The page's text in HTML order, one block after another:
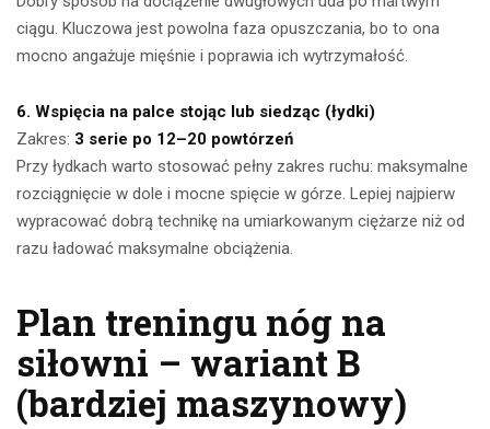
ciągu. Kluczowa jest powolna faza opuszczania, bo to ona
mocno angażuje mięśnie i poprawia ich wytrzymałość.
6. Wspięcia na palce stojąc lub siedząc (łydki)
Zakres: 3 serie po 12–20 powtórzeń
Przy łydkach warto stosować pełny zakres ruchu: maksymalne
rozciągnięcie w dole i mocne spięcie w górze. Lepiej najpierw
wypracować dobrą technikę na umiarkowanym ciężarze niż od
razu ładować maksymalne obciążenia.
Plan treningu nóg na
siłowni – wariant B
(bardziej maszynowy)